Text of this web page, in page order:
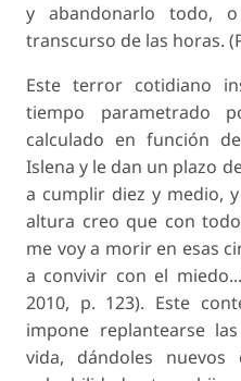
y abandonarlo todo,
transcurso de las horas.
Este terror cotidiano
tiempo parametrado
calculado en función
Islena y le dan un plazo
a cumplir diez y medio,
altura creo que con
me voy a morir en esas
a convivir con el
2010, p. 123). Este
impone replantearse
vida, dándoles nuevos